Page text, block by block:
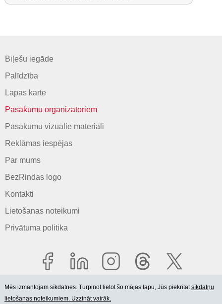
Biļešu iegāde
Palīdzība
Lapas karte
Pasākumu organizatoriem
Pasākumu vizuālie materiāli
Reklāmas iespējas
Par mums
BezRindas logo
Kontakti
Lietošanas noteikumi
Privātuma politika
Mēs izmantojam sīkdatnes. Turpinot lietot šo mājas lapu, Jūs piekrītatsīkdatņu
lietošanas noteikumiem. Uzzināt vairāk.